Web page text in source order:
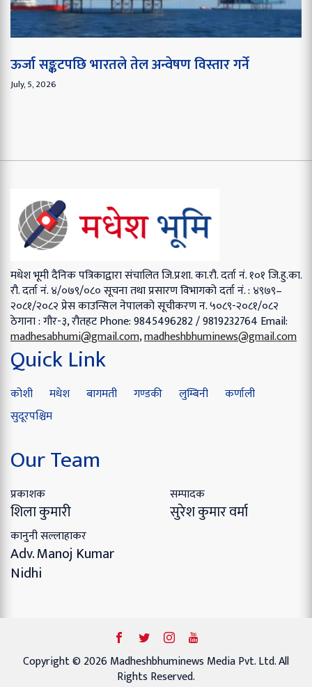
ऊर्जा सङ्कटपछि भारतले तेल अन्वेषण विस्तार गर्ने
July, 5, 2026
मधेश भूमी दैनिक पत्रिकाद्वारा संचालितजि.प्रशा. का.रौ. दर्ता नं. १०१जि.हु.का.
रौ. दर्ता नं. ४/०७९/०८०सूचना तथा प्रसारण विभागको दर्ता नं. : ४९७९–
२०८१/२०८२प्रेस काउन्सिल नेपालको सूचीकरण न. ५०८९-२०८१/०८२
ठेगाना : गौर-३, रौतहटPhone: 9845496282 / 9819232764 Email:
madhesabhumi@gmail.com,madheshbhuminews@gmail.com
Quick Link
कोशी मधेश बागमती गण्डकी लुम्बिनी
कर्णाली
सुदूरपश्चिम
Our Team
प्रकाशक
शिला कुमारी
सम्पादक
सुरेश कुमार वर्मा
कानुनी सल्लाहाकर
Adv. Manoj Kumar
Nidhi
Copyright © 2026 Madheshbhuminews Media Pvt. Ltd. All
Rights Reserved.